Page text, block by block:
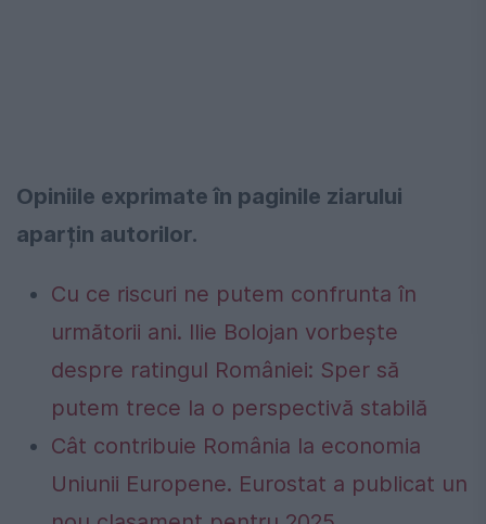
Opiniile exprimate în paginile ziarului
aparțin autorilor.
Cu ce riscuri ne putem confrunta în
următorii ani. Ilie Bolojan vorbește
despre ratingul României: Sper să
putem trece la o perspectivă stabilă
Cât contribuie România la economia
Uniunii Europene. Eurostat a publicat un